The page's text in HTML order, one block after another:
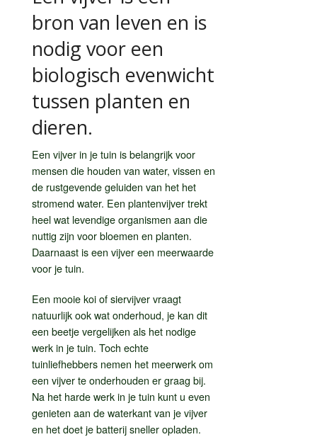
bron van leven en is
nodig voor een
biologisch evenwicht
tussen planten en
dieren.
Een vijver in je tuin is belangrijk voor
mensen die houden van water, vissen en
de rustgevende geluiden van het het
stromend water. Een plantenvijver trekt
heel wat levendige organismen aan die
nuttig zijn voor bloemen en planten.
Daarnaast is een vijver een meerwaarde
voor je tuin.
Een mooie koi of siervijver vraagt
natuurlijk ook wat onderhoud, je kan dit
een beetje vergelijken als het nodige
werk in je tuin. Toch echte
tuinliefhebbers nemen het meerwerk om
een vijver te onderhouden er graag bij.
Na het harde werk in je tuin kunt u even
genieten aan de waterkant van je vijver
en het doet je batterij sneller opladen.